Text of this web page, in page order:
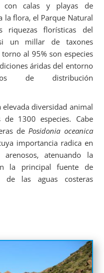
con calas y playas de
la flora, el Parque Natural
riquezas florísticas del
un millar de taxones
al 95% son especies
áridas del entorno
de distribución
elevada diversidad animal
1300 especies. Cabe
dePosidonia oceanica
importancia radica en
atenuando la
la principal fuente de
de las aguas costeras